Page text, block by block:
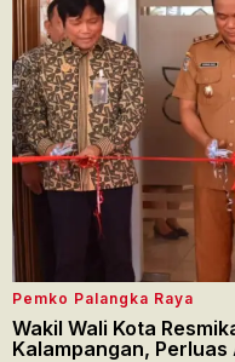
Pemko Palangka Raya
Wakil Wali Kota
Kalampangan,